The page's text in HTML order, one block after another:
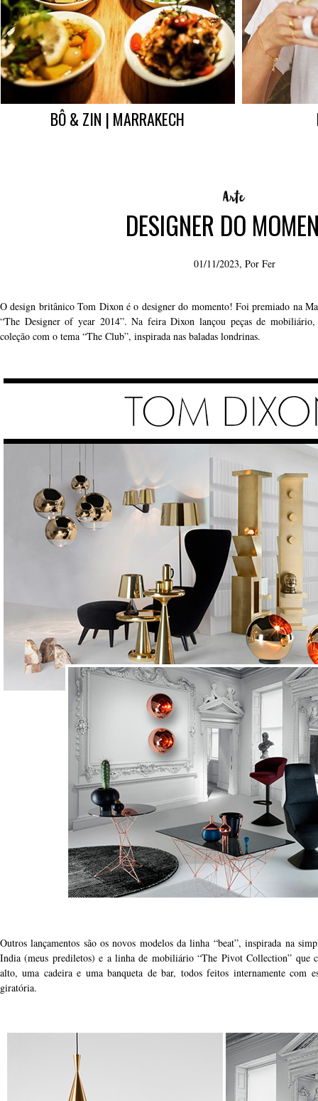
BÔ & ZIN | MARRAKECH
DESIGNER DO
01/11/2023, Por Fer
O design britânico Tom Dixon é o designer do momento! Foi premiado na
“The Designer of year 2014”. Na feira Dixon lançou peças de
coleção com o tema “The Club”, inspirada nas baladas londrinas.
Outros lançamentos são os novos modelos da linha “beat”, inspirada na
India (meus prediletos) e a linha de mobiliário “The Pivot Collection” que
alto, uma cadeira e uma banqueta de bar, todos feitos internamente com
giratória.